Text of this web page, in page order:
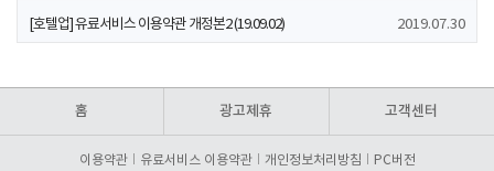
[호텔업] 유료서비스 이용약관 개정본2 (19.09.02) 2019.07.30
홈 광고제휴 고객센터
이용약관 유료서비스 이용약관 개인정보처리방침 PC버전